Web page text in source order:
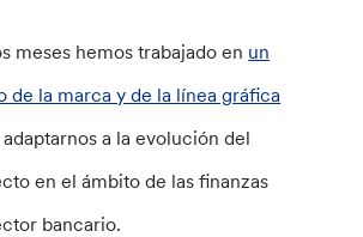
meses hemos trabajado en un
de la marca y de la línea gráfica
a la evolución del
en el ámbito de las finanzas
bancario.